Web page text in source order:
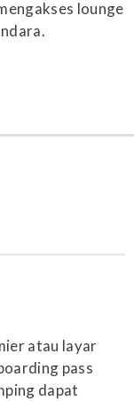
lounge
atau layar
pass
dapat